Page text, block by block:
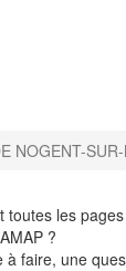
NOGENT-
toutes les
?
à faire, une